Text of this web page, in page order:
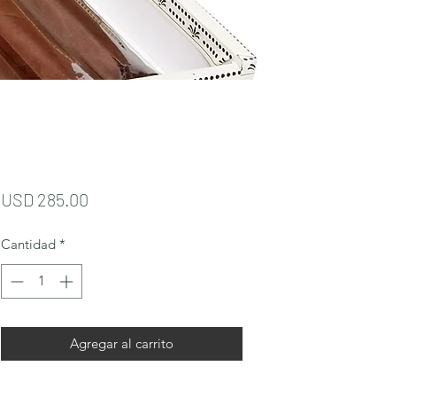
USD 285.00Precio
Cantidad *
Agregar al carrito